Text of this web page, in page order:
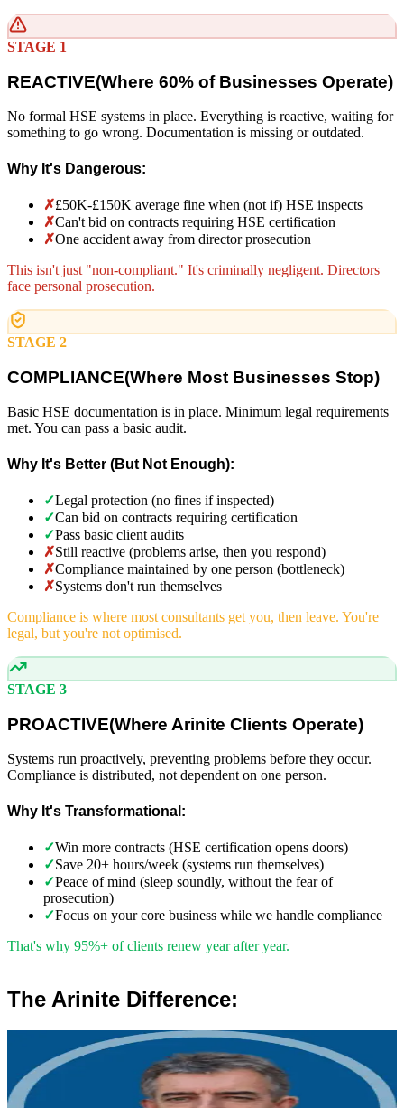
STAGE 1
REACTIVE(Where 60% of Businesses Operate)
No formal HSE systems in place. Everything is reactive, waiting for
something to go wrong. Documentation is missing or outdated.
Why It's Dangerous:
✗£50K-£150K average fine when (not if) HSE inspects
✗Can't bid on contracts requiring HSE certification
✗One accident away from director prosecution
This isn't just "non-compliant." It's criminally negligent. Directors
face personal prosecution.
STAGE 2
COMPLIANCE(Where Most Businesses Stop)
Basic HSE documentation is in place. Minimum legal requirements
met. You can pass a basic audit.
Why It's Better (But Not Enough):
✓Legal protection (no fines if inspected)
✓Can bid on contracts requiring certification
✓Pass basic client audits
✗Still reactive (problems arise, then you respond)
✗Compliance maintained by one person (bottleneck)
✗Systems don't run themselves
Compliance is where most consultants get you, then leave. You're
legal, but you're not optimised.
STAGE 3
PROACTIVE(Where Arinite Clients Operate)
Systems run proactively, preventing problems before they occur.
Compliance is distributed, not dependent on one person.
Why It's Transformational:
✓Win more contracts (HSE certification opens doors)
✓Save 20+ hours/week (systems run themselves)
✓Peace of mind (sleep soundly, without the fear of
prosecution)
✓Focus on your core business while we handle compliance
That's why 95%+ of clients renew year after year.
The Arinite Difference:
Robert Winsloe
Managing Director, Arinite